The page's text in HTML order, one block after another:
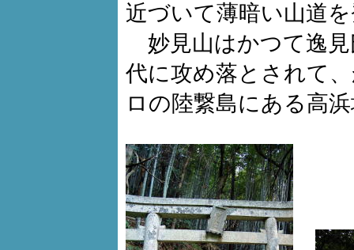
近づいて薄暗い山道
妙見山はかつて逸見
代に攻め落とされて
ロの陸繋島にある高